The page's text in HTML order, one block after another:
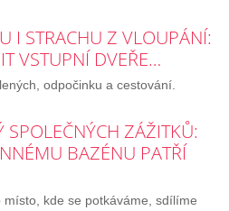
I STRACHU Z VLOUPÁNÍ:
VSTUPNÍ DVEŘE…
odpočinku a cestování.
ZÁŽITKŮ:
BAZÉNU PATŘÍ
kde se potkáváme, sdílíme